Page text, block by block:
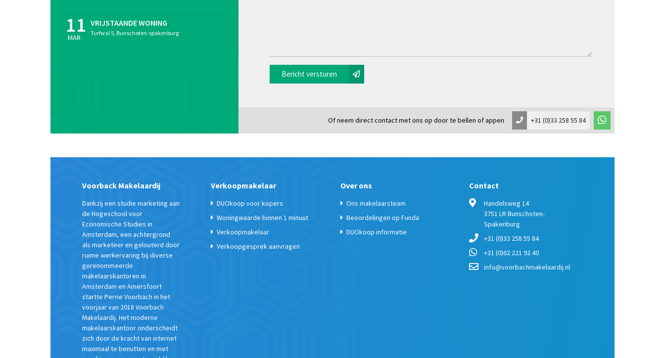
11
MAR
VRIJSTAANDE WONING
Turfwal 5, Bunschoten-spakenburg
Bericht versturen
Of neem direct contact met ons op door te bellen of appen +31 (0)33 258 55 84
Voorback Makelaardij
Dankzij een studie marketing aan
de Hogeschool voor
Economische Studies in
Amsterdam, een achtergrond
als marketeer en gelouterd door
ruime werkervaring bij diverse
gerenommeerde
makelaarskantoren in
Amsterdam en Amersfoort
startte Perrie Voorbach in het
voorjaar van 2018 Voorbach
Makelaardij. Het moderne
makelaarskantoor onderscheidt
zich door de kracht van internet
maximaal te benutten en met
Verkoopmakelaar
DUOkoop voor kopers
Woningwaarde binnen 1 minuut
Verkoopmakelaar
Verkoopgesprek aanvragen
Over ons
Ons makelaarsteam
Beoordelingen op Funda
DUOkoop informatie
Contact
Handelsweg 14
3751 LR Bunschoten-
Spakenburg
+31 (0)33 258 55 84
+31 (0)62 221 92 40
info@voorbachmakelaardij.nl